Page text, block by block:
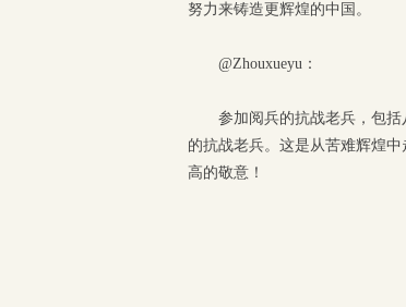
努力来铸造更辉煌的中国。
@Zhouxueyu：
参加阅兵的抗战老兵，包
的抗战老兵。这是从苦难辉煌
高的敬意！